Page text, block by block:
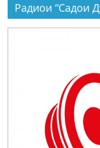
Радиои “Садои